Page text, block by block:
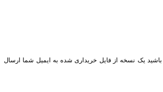
یک نسخه از فایل خریداری شده به ایمیل شما ارسال